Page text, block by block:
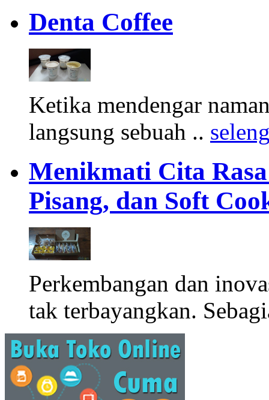
Denta Coffee
Ketika mendengar
langsung sebuah ..
Menikmati Cita
Pisang, dan Soft
Perkembangan dan
tak terbayangkan.